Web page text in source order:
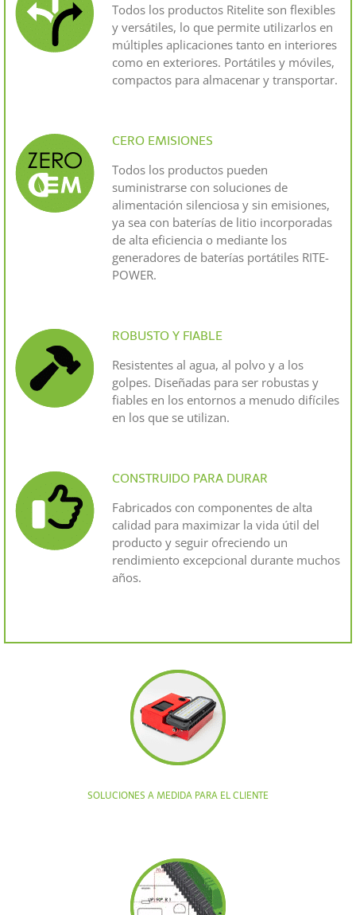
Todos los productos Ritelite son flexibles
y versátiles, lo que permite utilizarlos en
múltiples aplicaciones tanto en interiores
como en exteriores. Portátiles y móviles,
compactos para almacenar y transportar.
CERO EMISIONES
Todos los productos pueden
suministrarse con soluciones de
alimentación silenciosa y sin emisiones,
ya sea con baterías de litio incorporadas
de alta eficiencia o mediante los
generadores de baterías portátiles RITE-
POWER.
ROBUSTO Y FIABLE
Resistentes al agua, al polvo y a los
golpes. Diseñadas para ser robustas y
fiables en los entornos a menudo difíciles
en los que se utilizan.
CONSTRUIDO PARA DURAR
Fabricados con componentes de alta
calidad para maximizar la vida útil del
producto y seguir ofreciendo un
rendimiento excepcional durante muchos
años.
SOLUCIONES A MEDIDA PARA EL CLIENTE